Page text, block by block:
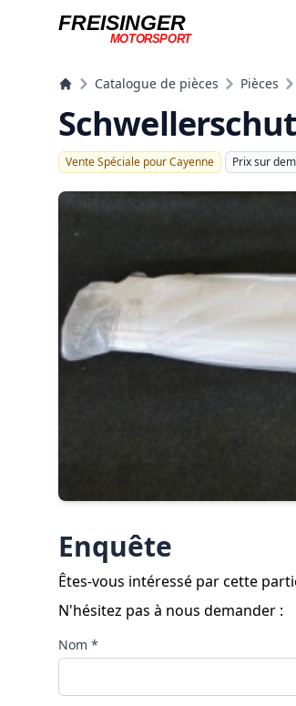
FREISINGER
MOTORSPORT
Catalogue de pièces Pièces
Vente Spéciale pour Cayenne Prix ​​sur
Enquête
Êtes-vous intéressé par cette
N'hésitez pas à nous demander :
Nom *